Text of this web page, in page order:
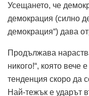
Усещането, че
демокрация (силно
демокрация“) дава
Продължава
никого!“, която вече
тенденция скоро да
Най-тежък е ударът